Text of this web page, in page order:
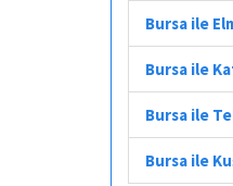
Bursa ile
Bursa ile
Bursa ile
Bursa ile